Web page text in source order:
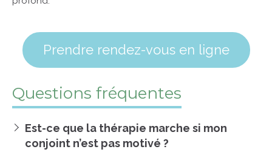
Prendre rendez-vous en ligne
Questions fréquentes
Est-ce que la thérapie marche si mon
conjoint n’est pas motivé ?